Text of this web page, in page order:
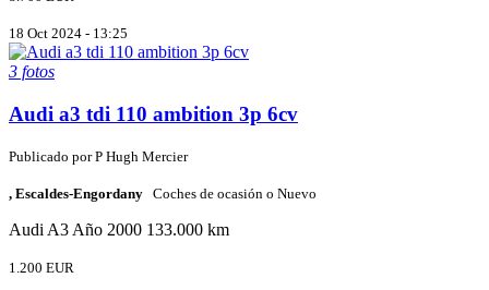
18 Oct 2024 - 13:25
3 fotos
Audi a3 tdi 110 ambition 3p 6cv
Publicado porP Hugh Mercier
, Escaldes-Engordany Coches de ocasión o Nuevo
Audi A3 Año 2000 133.000 km
1.200 EUR